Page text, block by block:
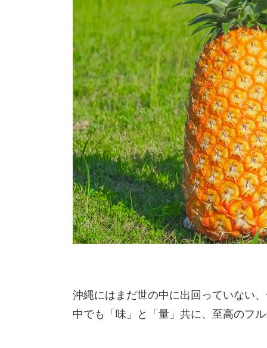
沖縄にはまだ世の中に出回っていない
中でも「味」と「量」共に、至高のフ